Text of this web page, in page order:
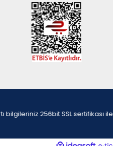
256bit SSL sertifikası